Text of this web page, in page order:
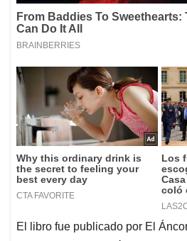
El libro fue publicado por El